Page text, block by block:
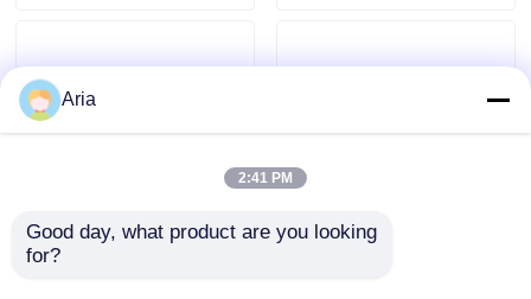
हमसे संपर्क करें
समाचार
MECAIR मरम्मत किट 1
Aria
2:41 PM
Good day, what product are you looking
for?